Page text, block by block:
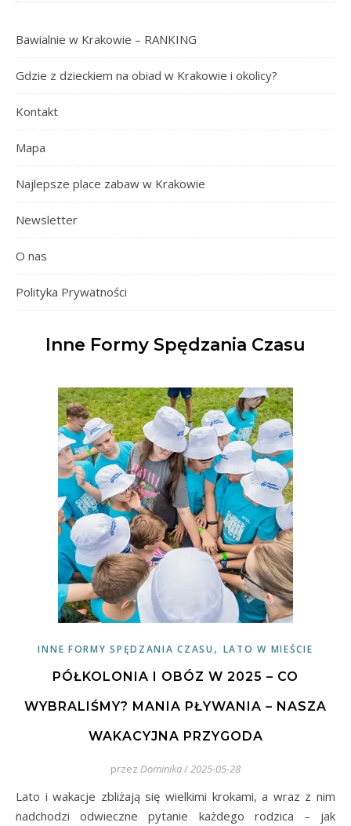
Bawialnie w Krakowie – RANKING
Gdzie z dzieckiem na obiad w Krakowie i okolicy?
Kontakt
Mapa
Najlepsze place zabaw w Krakowie
Newsletter
O nas
Polityka Prywatności
Inne Formy Spędzania Czasu
INNE FORMY SPĘDZANIA CZASU , LATO W MIEŚCIE
PÓŁKOLONIA I OBÓZ W 2025 – CO
WYBRALIŚMY? MANIA PŁYWANIA – NASZA
WAKACYJNA PRZYGODA
przez Dominika/2025-05-28
Lato i wakacje zbliżają się wielkimi krokami, a wraz z nim
nadchodzi odwieczne pytanie każdego rodzica – jak